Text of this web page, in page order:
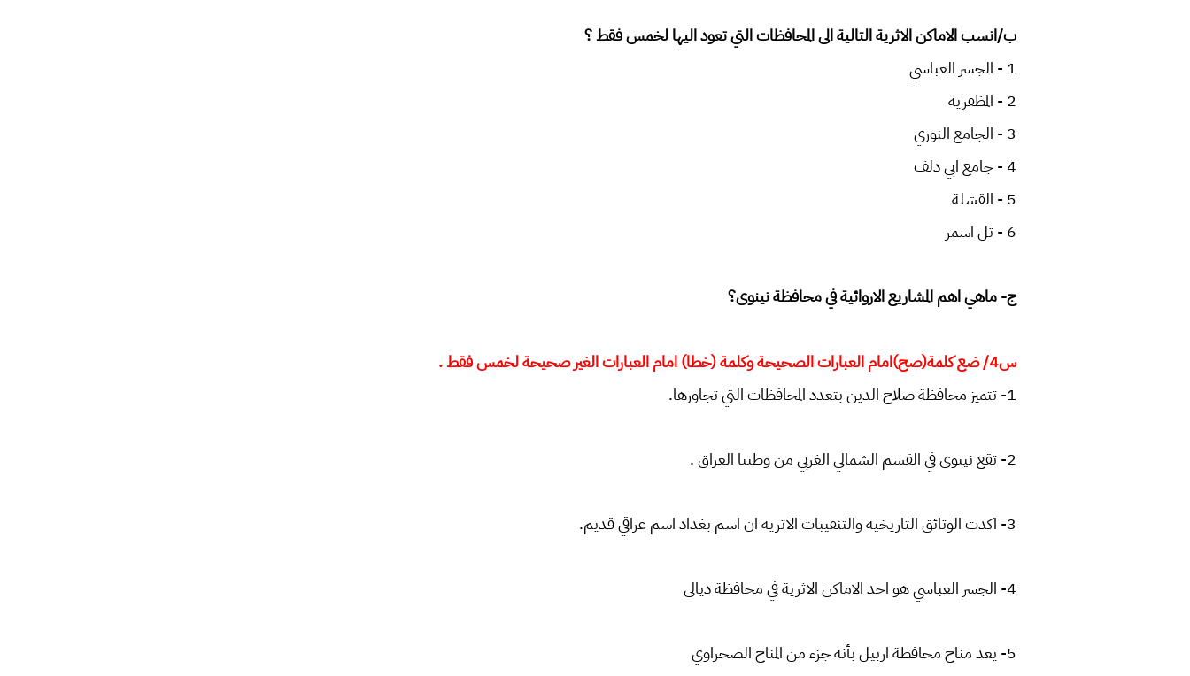
ب/انسب الاماكن الاثرية التالية الى المحافظات التي تعود اليها لخمس فقط ؟
1 - الجسر العباسي
2 - المظفرية
3 - الجامع النوري
4 - جامع ابي دلف
5 - القشلة
6 - تل اسمر
ج- ماهي اهم المشاريع الاروائية في محافظة نينوى؟
س4/ ضع كلمة(صح)امام العبارات الصحيحة وكلمة (خطا) امام العبارات الغير صحيحة لخمس فقط .
1- تتميز محافظة صلاح الدين بتعدد المحافظات التي تجاورها.
2- تقع نينوى في القسم الشمالي الغربي من وطننا العراق .
3- اكدت الوثائق التاريخية والتنقيبات الاثرية ان اسم بغداد اسم عراقي قديم.
4- الجسر العباسي هو احد الاماكن الاثرية في محافظة ديالى
5- يعد مناخ محافظة اربيل بأنه جزء من المناخ الصحراوي